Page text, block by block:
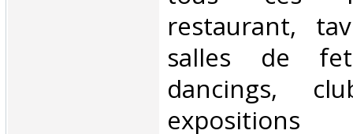
restaurant,
salles de
dancings,
expositions